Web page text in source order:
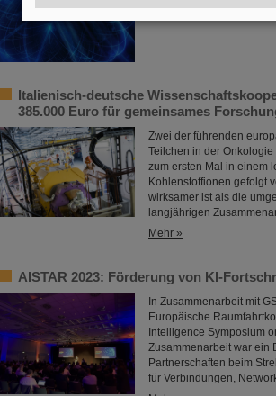
Italienisch-deutsche
385.000 Euro für gemeinsames
Zwei der führenden
Teilchen in der Onkologie
zum ersten Mal in einem
Kohlenstoffionen gefolgt
wirksamer ist als die
langjährigen
Mehr »
AISTAR 2023: Förderung von KI-
In Zusammenarbeit mit
Europäische
Intelligence Symposium
Zusammenarbeit war ein
Partnerschaften beim
für Verbindungen,